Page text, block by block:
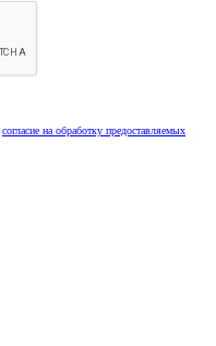
согласие на обработку предоставляемых